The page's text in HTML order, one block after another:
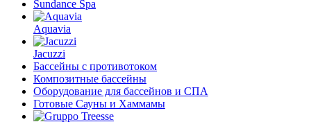
Sundance Spa
Aquavia
Jacuzzi
Бассейны с противотоком
Композитные бассейны
Оборудование для бассейнов и СПА
Готовые Сауны и Хаммамы